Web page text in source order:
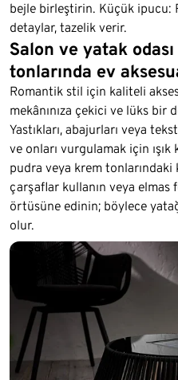
bejle birleştirin. Küçük ipucu:
detaylar, tazelik verir.
Salon ve yatak
tonlarında ev
Romantik stil için kaliteli
mekânınıza çekici ve lüks bir
Yastıkları, abajurları veya
ve onları vurgulamak için ışık
pudra veya krem
çarşaflar kullanın veya
örtüsüne edinin; böylece
olur.